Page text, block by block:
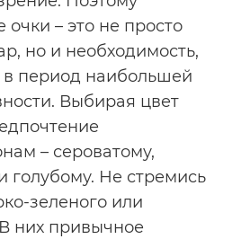
– это не просто
но и необходимость,
в период наибольшей
Выбирая цвет
– сероватому,
голубому. Не стремись
зеленого или
них привычное